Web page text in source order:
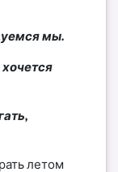
мы.
летом